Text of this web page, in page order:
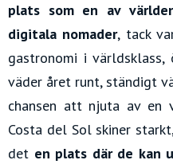
plats som en av
digitala nomader, tack
gastronomi i världsklass,
väder året runt, ständigt
chansen att njuta av en
Costa del Sol skiner
det en plats där de kan